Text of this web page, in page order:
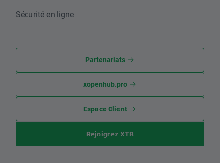
Sécurité en ligne
Partenariats
xopenhub.pro
Espace Client
Rejoignez XTB